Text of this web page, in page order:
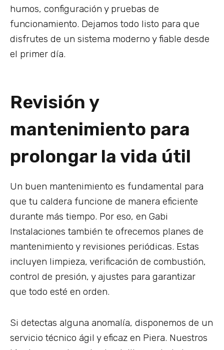
humos, configuración y pruebas de
funcionamiento. Dejamos todo listo para que
disfrutes de un sistema moderno y fiable desde
el primer día.
Revisión y
mantenimiento para
prolongar la vida útil
Un buen mantenimiento es fundamental para
que tu caldera funcione de manera eficiente
durante más tiempo. Por eso, en Gabi
Instalaciones también te ofrecemos planes de
mantenimiento y revisiones periódicas. Estas
incluyen limpieza, verificación de combustión,
control de presión, y ajustes para garantizar
que todo esté en orden.
Si detectas alguna anomalía, disponemos de un
servicio técnico ágil y eficaz en Piera. Nuestros